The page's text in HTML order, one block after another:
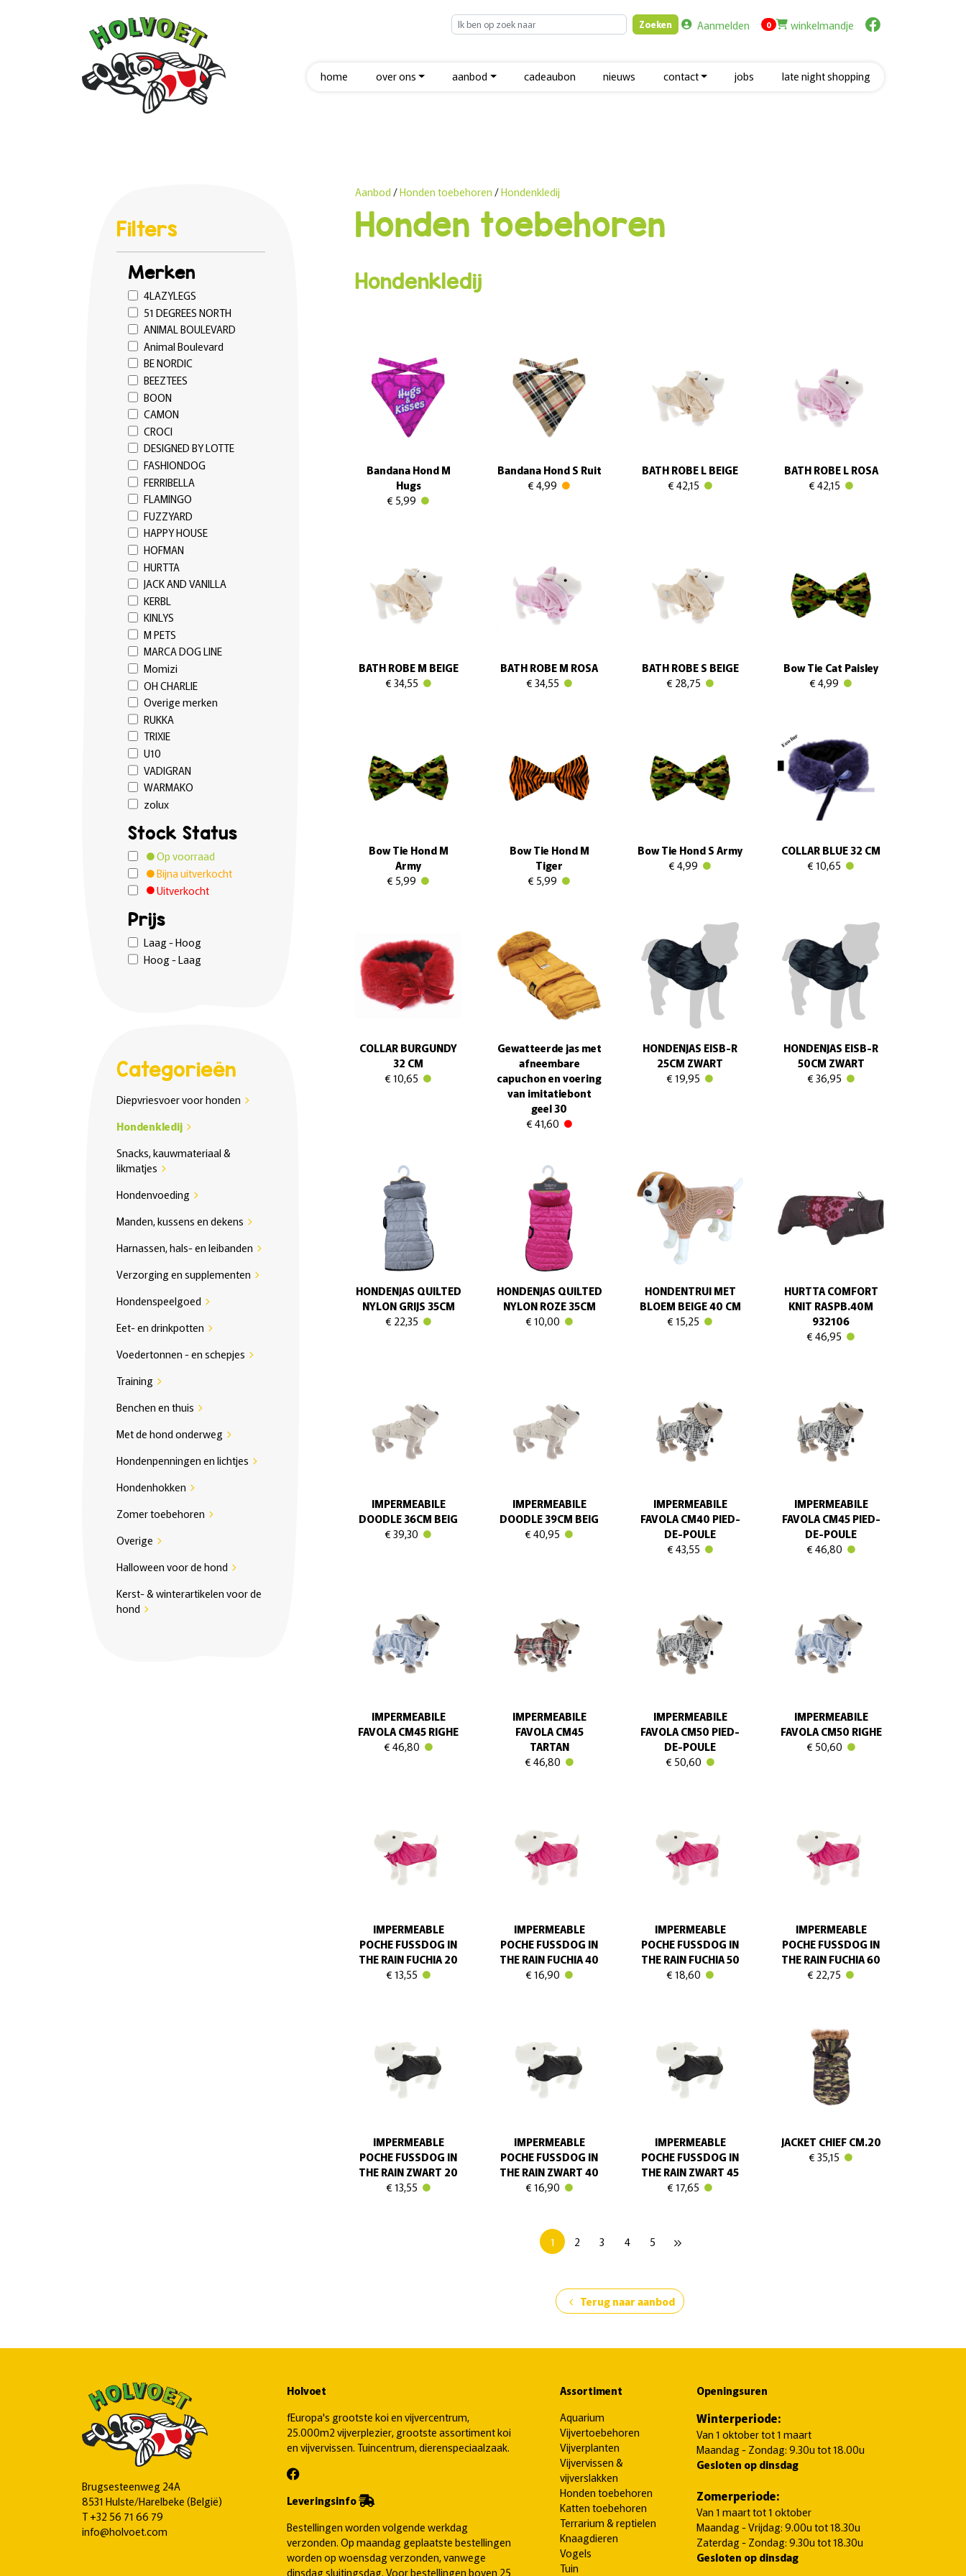
Zoeken Aanmelden 0items in cart
winkelmandje
home over ons aanbod cadeaubon nieuws contact jobs late night shopping
Filters
Merken
4LAZYLEGS
51 DEGREES NORTH
ANIMAL BOULEVARD
Animal Boulevard
BE NORDIC
BEEZTEES
BOON
CAMON
CROCI
DESIGNED BY LOTTE
FASHIONDOG
FERRIBELLA
FLAMINGO
FUZZYARD
HAPPY HOUSE
HOFMAN
HURTTA
JACK AND VANILLA
KERBL
KINLYS
M PETS
MARCA DOG LINE
Momizi
OH CHARLIE
Overige merken
RUKKA
TRIXIE
U10
VADIGRAN
WARMAKO
zolux
Stock Status
Op voorraad
Bijna uitverkocht
Uitverkocht
Prijs
Laag - Hoog
Hoog - Laag
Categorieën
Diepvriesvoer voor honden chevron_right
Hondenkledij chevron_right
Snacks, kauwmateriaal &
likmatjes chevron_right
Hondenvoeding chevron_right
Manden, kussens en dekens chevron_right
Harnassen, hals- en leibanden chevron_right
Verzorging en supplementen chevron_right
Hondenspeelgoed chevron_right
Eet- en drinkpotten chevron_right
Voedertonnen - en schepjes chevron_right
Training chevron_right
Benchen en thuis chevron_right
Met de hond onderweg chevron_right
Hondenpenningen en lichtjes chevron_right
Hondenhokken chevron_right
Zomer toebehoren chevron_right
Overige chevron_right
Halloween voor de hond chevron_right
Kerst- & winterartikelen voor de
hond chevron_right
Honden toebehoren
Aanbod /Honden toebehoren /Hondenkledij
Hondenkledij
Bandana Hond M
Hugs
€ 5,99
Bandana Hond S Ruit
€ 4,99
BATH ROBE L BEIGE
€ 42,15
BATH ROBE L ROSA
€ 42,15
BATH ROBE M BEIGE
€ 34,55
BATH ROBE M ROSA
€ 34,55
BATH ROBE S BEIGE
€ 28,75
Bow Tie Cat Paisley
€ 4,99
Bow Tie Hond M
Army
€ 5,99
Bow Tie Hond M
Tiger
€ 5,99
Bow Tie Hond S Army
€ 4,99
COLLAR BLUE 32 CM
€ 10,65
COLLAR BURGUNDY
32 CM
€ 10,65
Gewatteerde jas met
afneembare
capuchon en voering
van imitatiebont
geel 30
€ 41,60
HONDENJAS EISB-R
25CM ZWART
€ 19,95
HONDENJAS EISB-R
50CM ZWART
€ 36,95
HONDENJAS QUILTED
NYLON GRIJS 35CM
€ 22,35
HONDENJAS QUILTED
NYLON ROZE 35CM
€ 10,00
HONDENTRUI MET
BLOEM BEIGE 40 CM
€ 15,25
HURTTA COMFORT
KNIT RASPB.40M
932106
€ 46,95
IMPERMEABILE
DOODLE 36CM BEIG
€ 39,30
IMPERMEABILE
DOODLE 39CM BEIG
€ 40,95
IMPERMEABILE
FAVOLA CM40 PIED-
DE-POULE
€ 43,55
IMPERMEABILE
FAVOLA CM45 PIED-
DE-POULE
€ 46,80
IMPERMEABILE
FAVOLA CM45 RIGHE
€ 46,80
IMPERMEABILE
FAVOLA CM45
TARTAN
€ 46,80
IMPERMEABILE
FAVOLA CM50 PIED-
DE-POULE
€ 50,60
IMPERMEABILE
FAVOLA CM50 RIGHE
€ 50,60
IMPERMEABLE
POCHE FUSSDOG IN
THE RAIN FUCHIA 20
€ 13,55
IMPERMEABLE
POCHE FUSSDOG IN
THE RAIN FUCHIA 40
€ 16,90
IMPERMEABLE
POCHE FUSSDOG IN
THE RAIN FUCHIA 50
€ 18,60
IMPERMEABLE
POCHE FUSSDOG IN
THE RAIN FUCHIA 60
€ 22,75
IMPERMEABLE
POCHE FUSSDOG IN
THE RAIN ZWART 20
€ 13,55
IMPERMEABLE
POCHE FUSSDOG IN
THE RAIN ZWART 40
€ 16,90
IMPERMEABLE
POCHE FUSSDOG IN
THE RAIN ZWART 45
€ 17,65
JACKET CHIEF CM.20
€ 35,15
1 2 3 4 5 keyboard_double_arrow_right
chevron_left Terug naar aanbod
Brugsesteenweg 24A
8531 Hulste/Harelbeke (België)
T+32 56 71 66 79
info@holvoet.com
Holvoet
fEuropa's grootste koi en vijvercentrum,
25.000m2 vijverplezier, grootste assortiment koi
en vijvervissen. Tuincentrum, dierenspeciaalzaak.
Leveringsinfo
Bestellingen worden volgende werkdag
verzonden. Op maandag geplaatste bestellingen
worden op woensdag verzonden, vanwege
dinsdag sluitingsdag. Voor bestellingen boven 25
Assortiment
Aquarium
Vijvertoebehoren
Vijverplanten
Vijvervissen &
vijverslakken
Honden toebehoren
Katten toebehoren
Terrarium & reptielen
Knaagdieren
Vogels
Tuin
Openingsuren
Winterperiode:
Van 1 oktober tot 1 maart
Maandag - Zondag: 9.30u tot 18.00u
Gesloten op dinsdag
Zomerperiode:
Van 1 maart tot 1 oktober
Maandag - Vrijdag: 9.00u tot 18.30u
Zaterdag - Zondag: 9.30u tot 18.30u
Gesloten op dinsdag